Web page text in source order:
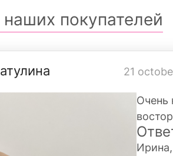
покупателей
21
Очень